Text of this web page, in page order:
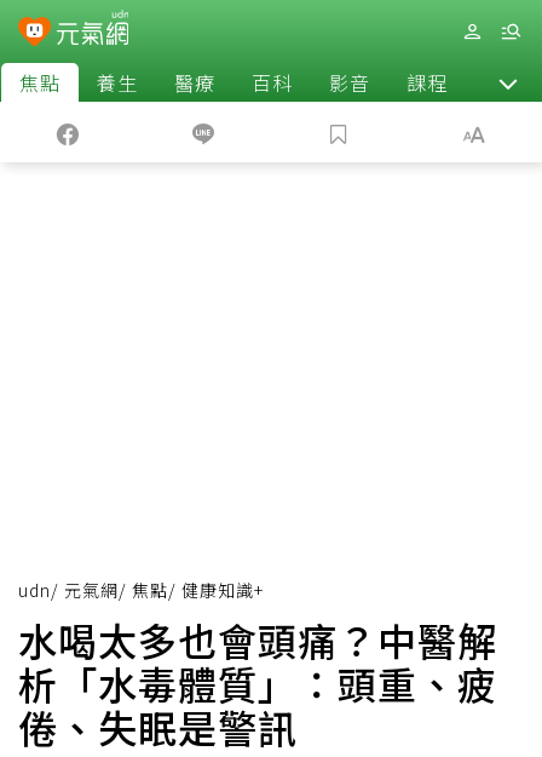
焦點 養生 醫療 百科 影音 課程 退休
udn/ 元氣網/ 焦點/ 健康知識+
水喝太多也會頭痛？中醫解
析「水毒體質」：頭重、疲
倦、失眠是警訊